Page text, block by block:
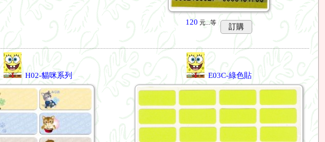
120 元...等 訂購
H02-貓咪系列 E03C-綠色貼